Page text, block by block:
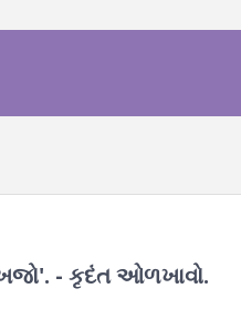
- કૃદંત ઓળખાવો.